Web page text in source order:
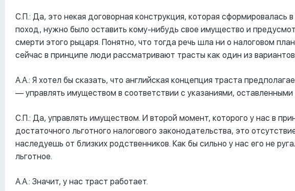
С.П.: Да, это некая договорная конструкция, которая сформировалась
поход, нужно было оставить кому-нибудь свое имущество и
смерти этого рыцаря. Понятно, что тогда речь шла ни о налоговом
сейчас в принципе люди рассматривают трасты как один из вариантов
А.А.: Я хотел бы сказать, что английская концепция траста
–– управлять имуществом в соответствии с указаниями,
С.П.: Да, управлять имуществом. И второй момент, которого у нас в
достаточного льготного налогового законодательства, это
наследуешь от близких родственников. Как бы сильно у нас его не
льготное.
А.А.: Значит, у нас траст работает.